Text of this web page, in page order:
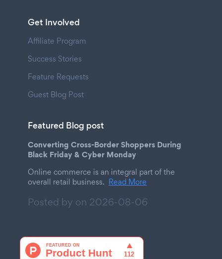
Get Involved
Affiliate Program
Success Stories
Feature Requests
Guest Blog Post
Featured Blog post
Converting Cross-Border Shoppers During
Black Friday & Cyber Monday
Online commerce is an integral part of the
overall retail business. Read More
Posted by on 2026-08-06